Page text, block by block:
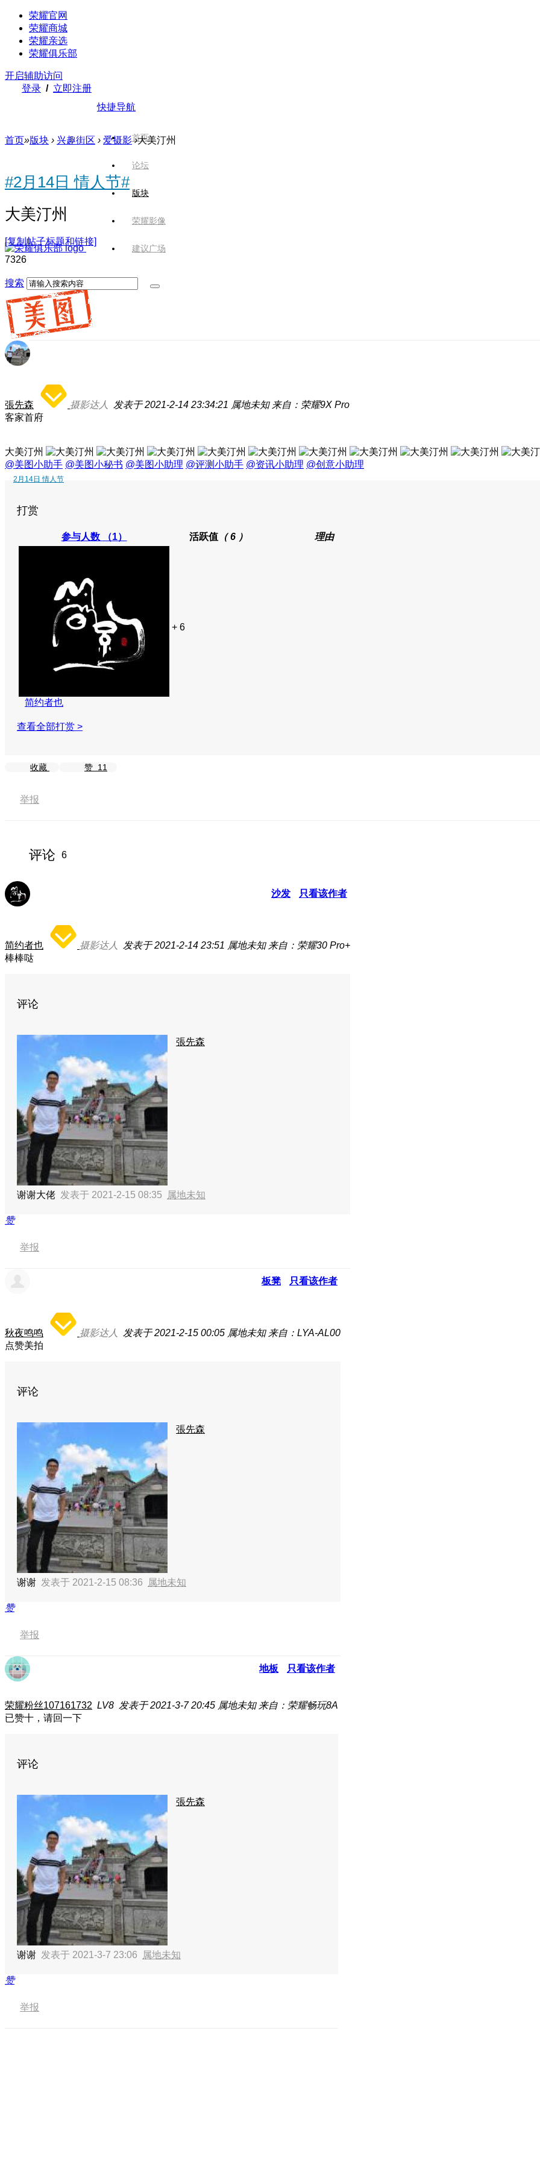
荣耀官网
荣耀商城
荣耀亲选
荣耀俱乐部
开启辅助访问
登录 / 立即注册
快捷导航
首页
论坛
版块
荣耀影像
建议广场
搜索
首页»版块 › 兴趣街区 › 爱摄影 ›大美汀州
#2月14日 情人节#
大美汀州
[复制帖子标题和链接]
7326
張先森 摄影达人 发表于 2021-2-14 23:34:21 属地未知 来自：荣耀9X Pro
客家首府
大美汀州
@美图小助手 @美图小秘书 @美图小助理 @评测小助手 @资讯小助理 @创意小助理
2月14日 情人节
打赏
参与人数 （1） 活跃值 （ 6 ） 理由
简约者也
+ 6
查看全部打赏 >
收藏 赞 11
举报
评论 6
沙发 只看该作者
简约者也 摄影达人 发表于 2021-2-14 23:51 属地未知 来自：荣耀30 Pro+
棒棒哒
评论
張先森
谢谢大佬 发表于 2021-2-15 08:35 属地未知
赞
举报
板凳 只看该作者
秋夜鸣鸣 摄影达人 发表于 2021-2-15 00:05 属地未知 来自：LYA-AL00
点赞美拍
评论
張先森
谢谢 发表于 2021-2-15 08:36 属地未知
赞
举报
地板 只看该作者
荣耀粉丝107161732 LV8 发表于 2021-3-7 20:45 属地未知 来自：荣耀畅玩8A
已赞十，请回一下
评论
張先森
谢谢 发表于 2021-3-7 23:06 属地未知
赞
举报